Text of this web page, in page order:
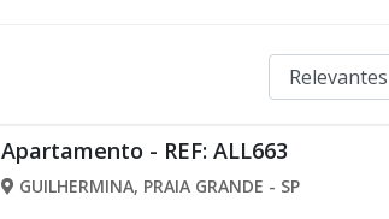
Apartamento - REF: ALL663
GUILHERMINA, PRAIA GRANDE - SP